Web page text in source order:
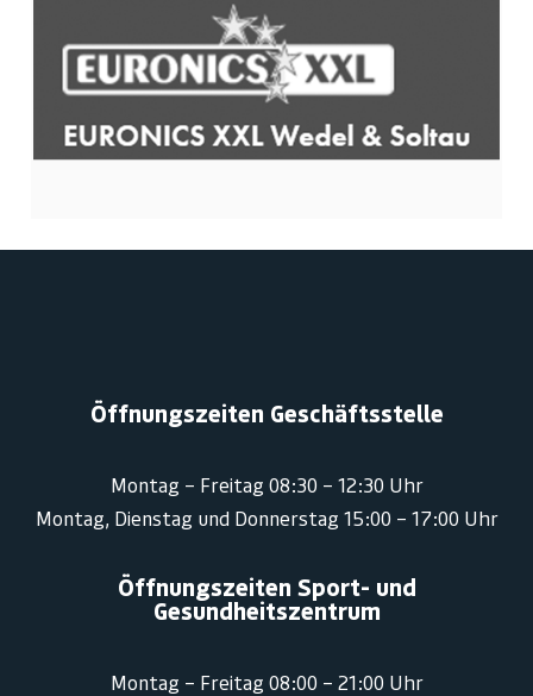
Öffnungszeiten Geschäftsstelle
Montag – Freitag 08:30 – 12:30 Uhr
Montag, Dienstag und Donnerstag 15:00 – 17:00 Uhr
Öffnungszeiten Sport- und
Gesundheitszentrum
Montag – Freitag 08:00 – 21:00 Uhr